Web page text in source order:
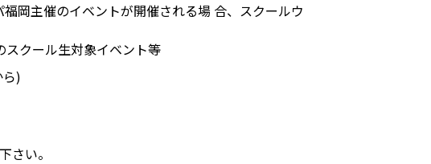
岡主催のイベントが開催される場 合、スクールウ
クール生対象イベント等
)
さい。